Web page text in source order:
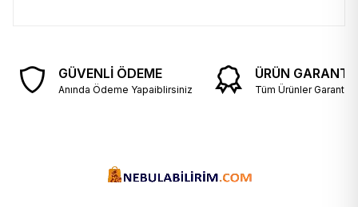
GÜVENLİ ÖDEME
Anında Ödeme Yapaiblirsiniz
ÜRÜN
Tüm Ürünler Garantili